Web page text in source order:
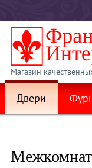
Магазин
Двери